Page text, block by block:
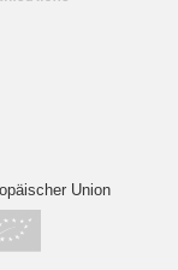
Union